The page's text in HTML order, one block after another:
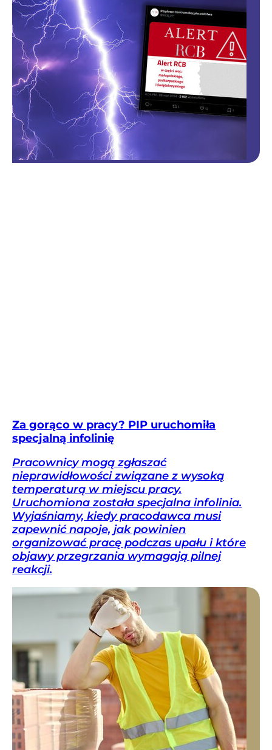
Za gorąco w pracy? PIP uruchomiła
specjalną infolinię
Pracownicy mogą zgłaszać
nieprawidłowości związane z wysoką
temperaturą w miejscu pracy.
Uruchomiona została specjalna infolinia.
Wyjaśniamy, kiedy pracodawca musi
zapewnić napoje, jak powinien
organizować pracę podczas upału i które
objawy przegrzania wymagają pilnej
reakcji.